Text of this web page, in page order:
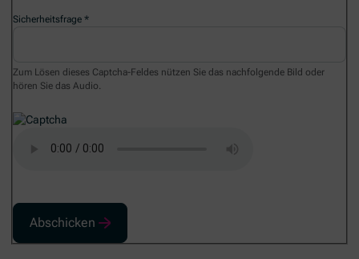
Sicherheitsfrage
Zum Lösen dieses Captcha-Feldes nützen Sie das nachfolgende Bild oder
hören Sie das Audio.
Abschicken